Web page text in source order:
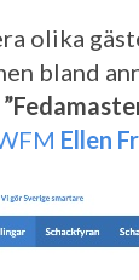
olika
bland
Ellen